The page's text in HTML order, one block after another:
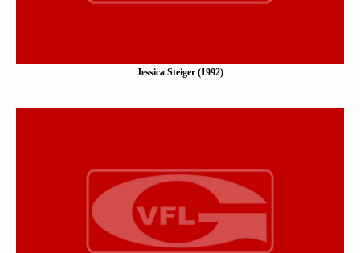
Jessica Steiger (1992)
Stella Neuhaus (1997)
Eine Kurzbeschreibung folgt…
Mehr erfahen